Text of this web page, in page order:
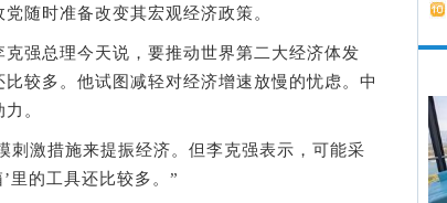
随时准备改变其宏观经济政策。
总理今天说，要推动世界第二大经济体发
较多。他试图减轻对经济增速放慢的忧虑。中
。
措施来提振经济。但李克强表示，可能采
里的工具还比较多。”